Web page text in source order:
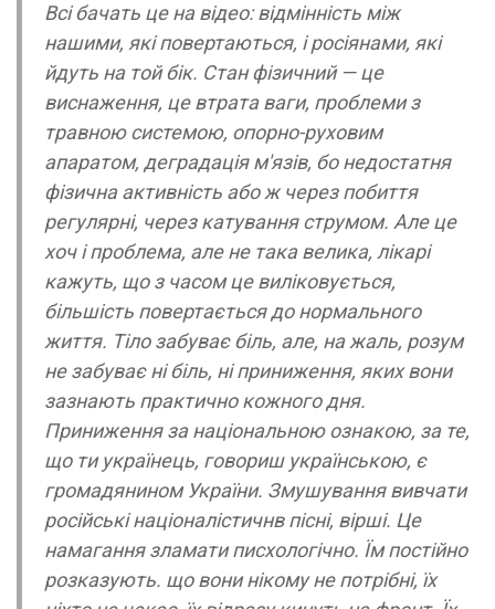
Всі бачать це на відео: відмінність між
нашими, які повертаються, і росіянами, які
йдуть на той бік. Стан фізичний — це
виснаження, це втрата ваги, проблеми з
травною системою, опорно-руховим
апаратом, деградація м'язів, бо недостатня
фізична активність або ж через побиття
регулярні, через катування струмом. Але це
хоч і проблема, але не така велика, лікарі
кажуть, що з часом це виліковується,
більшість повертається до нормального
життя. Тіло забуває біль, але, на жаль, розум
не забуває ні біль, ні приниження, яких вони
зазнають практично кожного дня.
Приниження за національною ознакою, за те,
що ти українець, говориш українською, є
громадянином України. Змушування вивчати
російські націоналістичнв пісні, вірші. Це
намагання зламати писхологічно. Їм постійно
розказують. що вони нікому не потрібні, їх